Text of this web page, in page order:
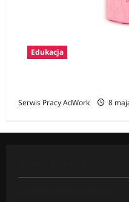
Edukacja
Serwis Pracy AdWork 8